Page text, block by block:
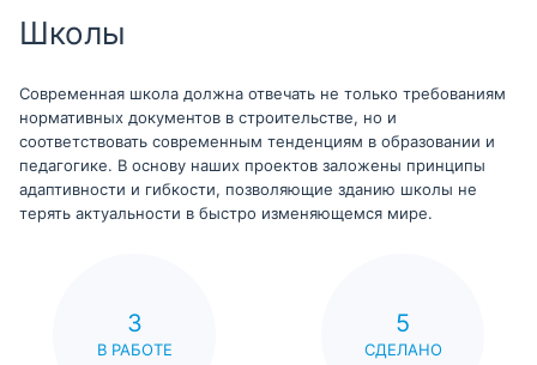
Школы
Современная школа должна отвечать не только требованиям
нормативных документов в строительстве, но и
соответствовать современным тенденциям в образовании и
педагогике. В основу наших проектов заложены принципы
адаптивности и гибкости, позволяющие зданию школы не
терять актуальности в быстро изменяющемся мире.
3
В РАБОТЕ
5
СДЕЛАНО